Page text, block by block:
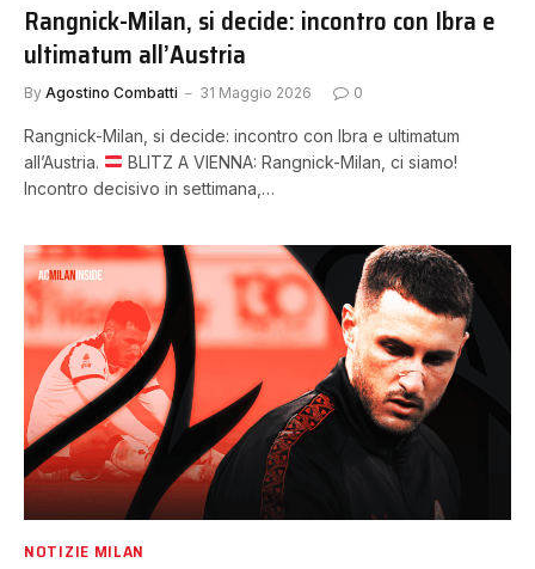
Rangnick-Milan, si decide: incontro con Ibra e
ultimatum all’Austria
By Agostino Combatti 31 Maggio 2026 0
Rangnick-Milan, si decide: incontro con Ibra e ultimatum
all’Austria.
BLITZ A VIENNA: Rangnick-Milan, ci siamo!
Incontro decisivo in settimana,…
NOTIZIE MILAN